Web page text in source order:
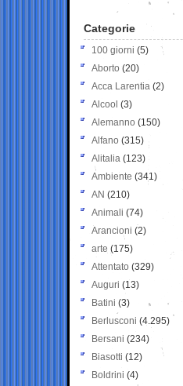
Categorie
100 giorni (5)
Aborto (20)
Acca Larentia (2)
Alcool (3)
Alemanno (150)
Alfano (315)
Alitalia (123)
Ambiente (341)
AN (210)
Animali (74)
Arancioni (2)
arte (175)
Attentato (329)
Auguri (13)
Batini (3)
Berlusconi (4.295)
Bersani (234)
Biasotti (12)
Boldrini (4)